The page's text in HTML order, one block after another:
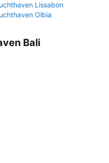
Lissabon
Olbia
Bali